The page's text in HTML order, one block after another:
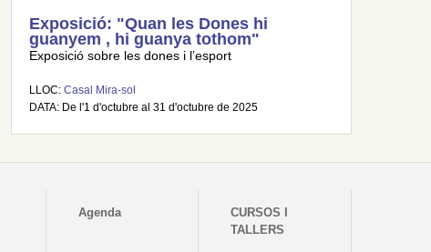
Exposició: "Quan les Dones hi
guanyem , hi guanya tothom"
Exposició sobre les dones i l’esport
LLOC: Casal Mira-sol
DATA: De l'1 d'octubre al 31 d'octubre de 2025
Agenda
CURSOS I
TALLERS